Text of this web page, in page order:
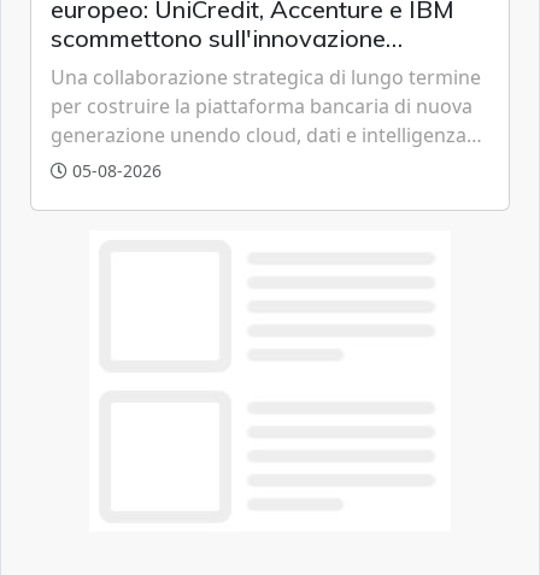
europeo: UniCredit, Accenture e IBM
scommettono sull'innovazione
tecnologica
Una collaborazione strategica di lungo termine
per costruire la piattaforma bancaria di nuova
generazione unendo cloud, dati e intelligenza
artificiale.
05-08-2026